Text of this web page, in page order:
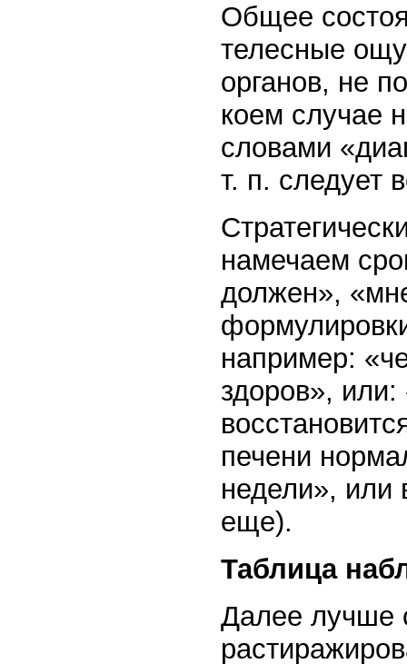
Общее
телесные
органов, не
коем случае
словами
т. п. следует
намечаем
должен»,
например:
здоров»,
печени
недели», или
еще).
Таблица
Далее лучше